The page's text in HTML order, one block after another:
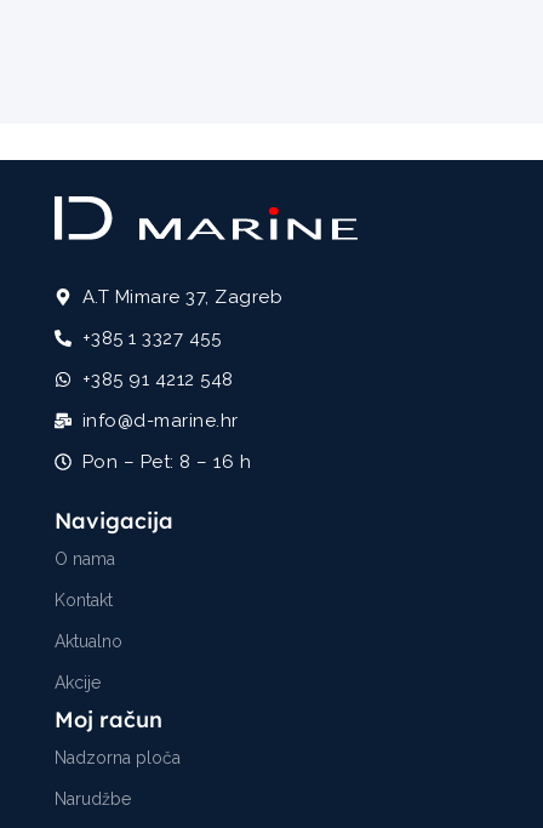
A.T Mimare 37, Zagreb
+385 1 3327 455
+385 91 4212 548
info@d-marine.hr
Pon – Pet: 8 – 16 h
Navigacija
O nama
Kontakt
Aktualno
Akcije
Moj račun
Nadzorna ploča
Narudžbe